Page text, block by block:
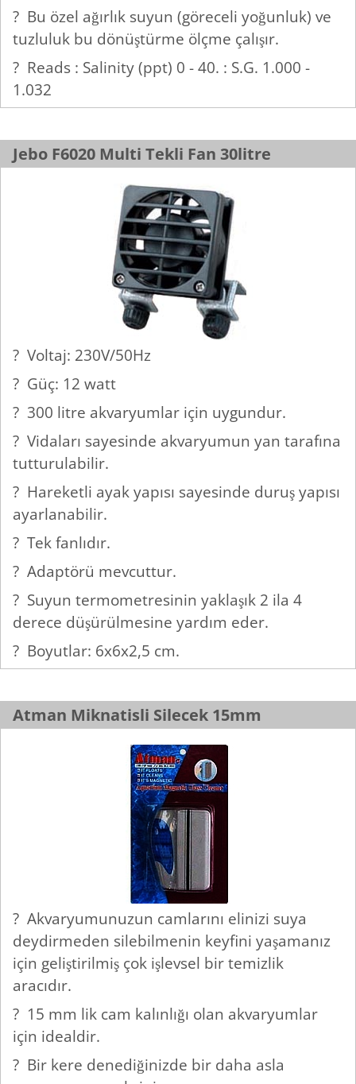
? Bu özel ağırlık suyun (göreceli yoğunluk) ve
tuzluluk bu dönüştürme ölçme çalışır.
? Reads : Salinity (ppt) 0 - 40. : S.G. 1.000 -
1.032
Jebo F6020 Multi Tekli Fan 30litre
? Voltaj: 230V/50Hz
? Güç: 12 watt
? 300 litre akvaryumlar için uygundur.
? Vidaları sayesinde akvaryumun yan tarafına
tutturulabilir.
? Hareketli ayak yapısı sayesinde duruş yapısı
ayarlanabilir.
? Tek fanlıdır.
? Adaptörü mevcuttur.
? Suyun termometresinin yaklaşık 2 ila 4
derece düşürülmesine yardım eder.
? Boyutlar: 6x6x2,5 cm.
Atman Miknatisli Silecek 15mm
? Akvaryumunuzun camlarını elinizi suya
deydirmeden silebilmenin keyfini yaşamanız
için geliştirilmiş çok işlevsel bir temizlik
aracıdır.
? 15 mm lik cam kalınlığı olan akvaryumlar
için idealdir.
? Bir kere denediğinizde bir daha asla